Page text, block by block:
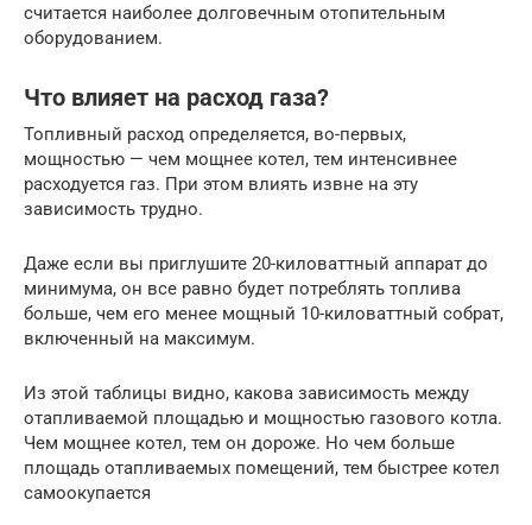
считается наиболее долговечным отопительным
оборудованием.
Что влияет на расход газа?
Топливный расход определяется, во-первых,
мощностью — чем мощнее котел, тем интенсивнее
расходуется газ. При этом влиять извне на эту
зависимость трудно.
Даже если вы приглушите 20-киловаттный аппарат до
минимума, он все равно будет потреблять топлива
больше, чем его менее мощный 10-киловаттный собрат,
включенный на максимум.
Из этой таблицы видно, какова зависимость между
отапливаемой площадью и мощностью газового котла.
Чем мощнее котел, тем он дороже. Но чем больше
площадь отапливаемых помещений, тем быстрее котел
самоокупается